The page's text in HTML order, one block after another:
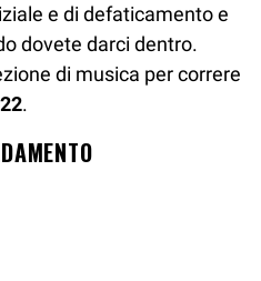
e di defaticamento e
dovete darci dentro.
di musica per correre
.